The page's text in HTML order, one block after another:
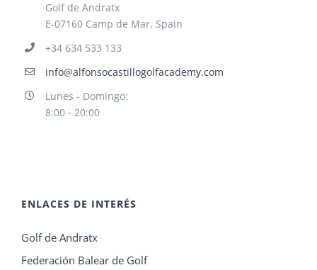
Golf de Andratx
E-07160 Camp de Mar, Spain
+34 634 533 133
info@alfonsocastillogolfacademy.com
Lunes - Domingo:
8:00 - 20:00
ENLACES DE INTERÉS
Golf de Andratx
Federación Balear de Golf